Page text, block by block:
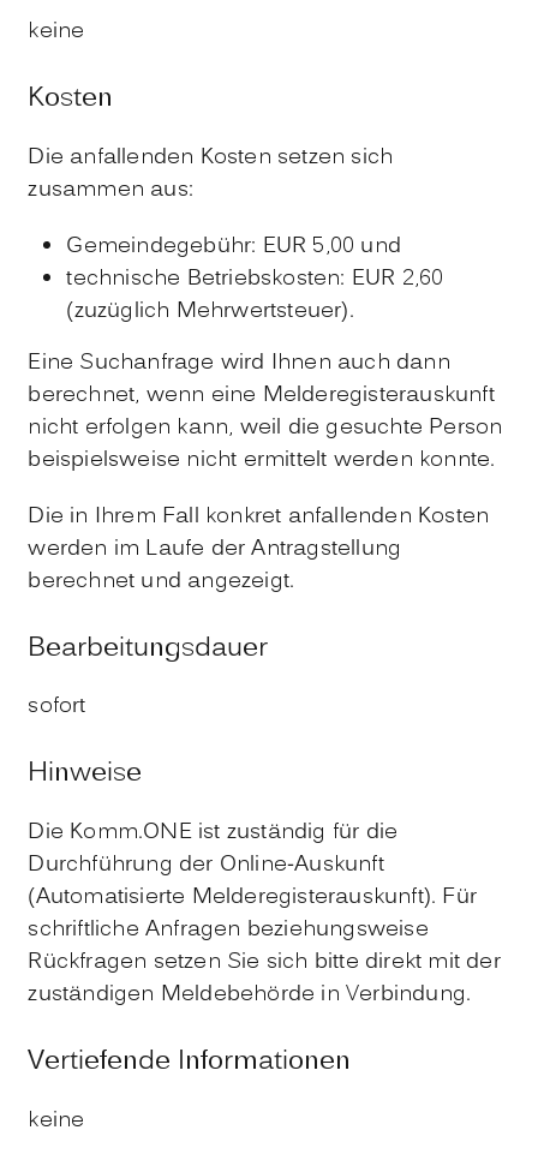
keine
Kosten
Die anfallenden Kosten setzen sich
zusammen aus:
Gemeindegebühr: EUR 5,00 und
technische Betriebskosten: EUR 2,60
(zuzüglich Mehrwertsteuer).
Eine Suchanfrage wird Ihnen auch dann
berechnet, wenn eine Melderegisterauskunft
nicht erfolgen kann, weil die gesuchte Person
beispielsweise nicht ermittelt werden konnte.
Die in Ihrem Fall konkret anfallenden Kosten
werden im Laufe der Antragstellung
berechnet und angezeigt.
Bearbeitungsdauer
sofort
Hinweise
Die Komm.ONE ist zuständig für die
Durchführung der Online-Auskunft
(Automatisierte Melderegisterauskunft). Für
schriftliche Anfragen beziehungsweise
Rückfragen setzen Sie sich bitte direkt mit der
zuständigen Meldebehörde in Verbindung.
Vertiefende Informationen
keine